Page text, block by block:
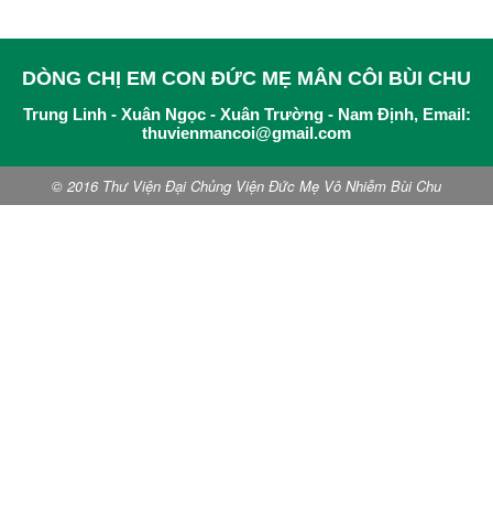
DÒNG CHỊ EM CON ĐỨC MẸ MÂN CÔI BÙI CHU
Trung Linh - Xuân Ngọc - Xuân Trường - Nam Định, Email:
thuvienmancoi@gmail.com
© 2016 Thư Viện Đại Chủng Viện Đức Mẹ Vô Nhiễm Bùi Chu